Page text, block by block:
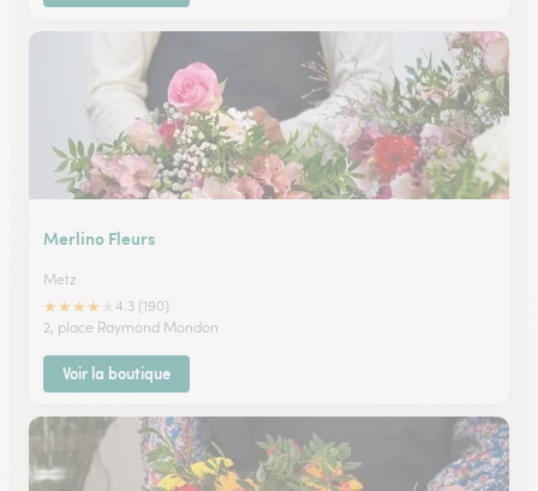
Merlino Fleurs
Metz
★★★★
4.3 (190)
2, place Raymond Mondon
Voir la boutique